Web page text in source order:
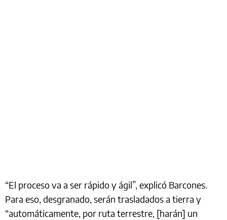
“El proceso va a ser rápido y ágil”, explicó Barcones.
Para eso, desgranado, serán trasladados a tierra y
“automáticamente, por ruta terrestre, [harán] un